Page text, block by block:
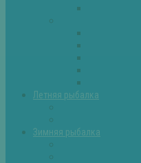
Летняя рыбалка
Зимняя рыбалка